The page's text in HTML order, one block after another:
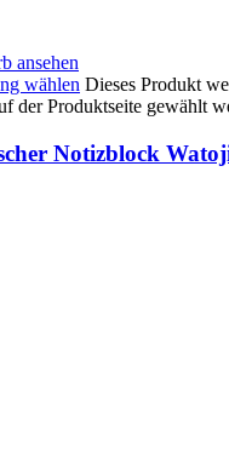
ansehen
wählen Dieses Produkt
der Produktseite gewählt
Notizblock